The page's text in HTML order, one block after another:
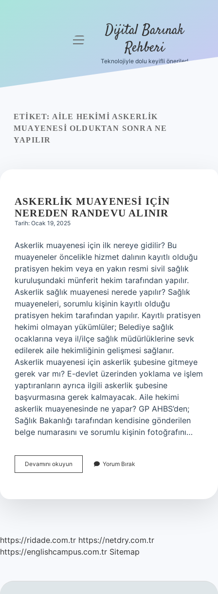
Yasal Uyarı
menüyü
Dijital Barınak
Rehberi
Teknolojiyle dolu keyifli öneriler!
ETIKET: AILE HEKIMI ASKERLIK
MUAYENESI OLDUKTAN SONRA NE
YAPILIR
ASKERLIK MUAYENESI IÇIN
NEREDEN RANDEVU ALINIR
Tarih: Ocak 19, 2025
Askerlik muayenesi için ilk nereye gidilir? Bu
muayeneler öncelikle hizmet dalının kayıtlı olduğu
pratisyen hekim veya en yakın resmi sivil sağlık
kuruluşundaki münferit hekim tarafından yapılır.
Askerlik sağlık muayenesi nerede yapılır? Sağlık
muayeneleri, sorumlu kişinin kayıtlı olduğu
pratisyen hekim tarafından yapılır. Kayıtlı pratisyen
hekimi olmayan yükümlüler; Belediye sağlık
ocaklarına veya il/ilçe sağlık müdürlüklerine sevk
edilerek aile hekimliğinin gelişmesi sağlanır.
Askerlik muayenesi için askerlik şubesine gitmeye
gerek var mı? E-devlet üzerinden yoklama ve işlem
yaptıranların ayrıca ilgili askerlik şubesine
başvurmasına gerek kalmayacak. Aile hekimi
askerlik muayenesinde ne yapar? GP AHBS’den;
Sağlık Bakanlığı tarafından kendisine gönderilen
belge numarasını ve sorumlu kişinin fotoğrafını…
Devamını okuyun
Muayenesi
Randevu
Yorum Bırak
https://ridade.com.tr https://netdry.com.tr
https://englishcampus.com.tr Sitemap